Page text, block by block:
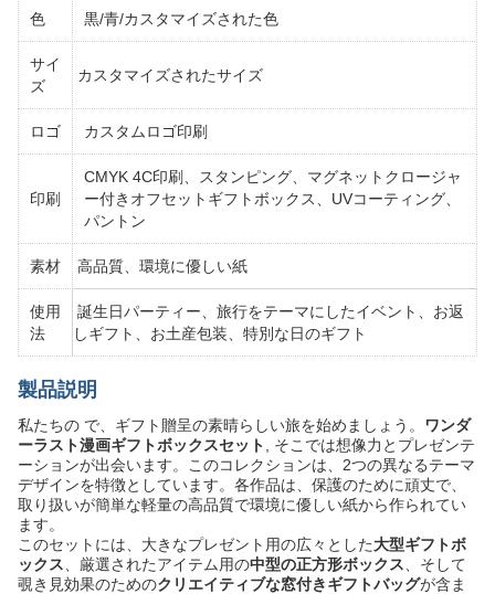
色 黒/青/カスタマイズされた色
サイ
ズ
カスタマイズされたサイズ
ロゴ カスタムロゴ印刷
印刷
CMYK 4C印刷、スタンピング、マグネットクロージャ
ー付きオフセットギフトボックス、UVコーティング、
パントン
素材 高品質、環境に優しい紙
使用
法
誕生日パーティー、旅行をテーマにしたイベント、お返
しギフト、お土産包装、特別な日のギフト
製品説明
私たちの で、ギフト贈呈の素晴らしい旅を始めましょう。
ワンダ
ーラスト漫画ギフトボックスセット
, そこでは想像力とプレゼンテ
ーションが出会います。このコレクションは、2つの異なるテーマ
デザインを特徴としています。各作品は、保護のために頑丈で、
取り扱いが簡単な軽量の高品質で環境に優しい紙から作られてい
ます。
このセットには、大きなプレゼント用の広々とした大型ギフトボ
ックス ​、厳選されたアイテム用の中型の正方形ボックス ​、そして
覗き見効果のためのクリエイティブな窓付きギフトバッグ​が含ま